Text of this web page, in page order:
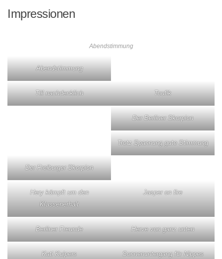
Impressionen
Abendstimmung
Abendstimmung
Till nachdenklich Toufik
Der Berliner Skorpion
Trotz Spannung gute Stimmung
Der Freiburger Skorpion
Hery kämpft um den
Klassenerhalt
Jasper on fire
Berliner Freunde Herve von ganz unten
Kati Kuipers Sonnenuntergang für Nippes